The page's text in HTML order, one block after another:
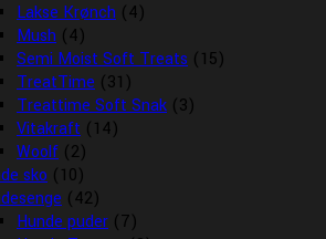
Lakse Krønch (4)
Mush (4)
Semi Moist Soft Treats (15)
TreatTime (31)
Treattime Soft Snak (3)
Vitakraft (14)
Woolf (2)
sko (10)
(42)
Hunde puder (7)